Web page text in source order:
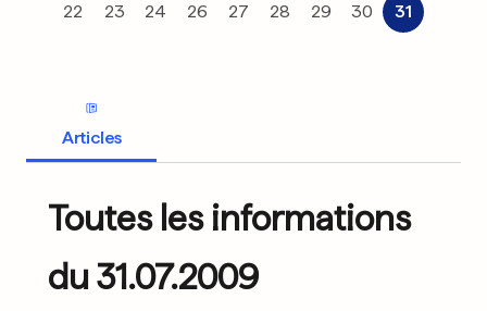
22 23 24 26 27 28 29 30 31
Articles
Toutes les informations
du 31.07.2009